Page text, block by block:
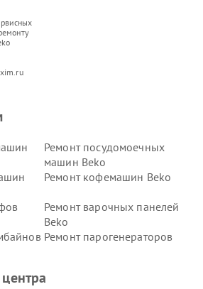
Ремонт посудомоечных
машин Beko
Ремонт кофемашин Beko
Ремонт варочных панелей
Beko
Ремонт парогенераторов
Beko Ремонт морозильных камер